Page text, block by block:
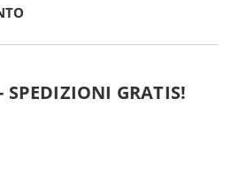
SPEDIZIONI GRATIS!